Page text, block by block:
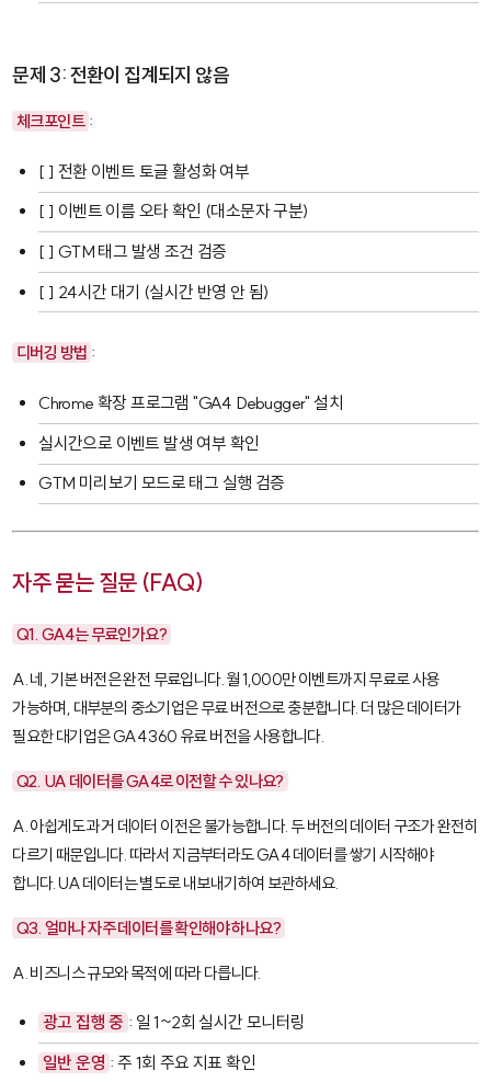
문제 3: 전환이 집계되지 않음
체크포인트 :
[ ] 전환 이벤트 토글 활성화 여부
[ ] 이벤트 이름 오타 확인 (대소문자 구분)
[ ] GTM 태그 발생 조건 검증
[ ] 24시간 대기 (실시간 반영 안 됨)
디버깅 방법 :
Chrome 확장 프로그램 "GA4 Debugger" 설치
실시간으로 이벤트 발생 여부 확인
GTM 미리보기 모드로 태그 실행 검증
자주 묻는 질문 (FAQ)
Q1. GA4는 무료인가요?
A. 네, 기본 버전은 완전 무료입니다. 월 1,000만 이벤트까지 무료로 사용
가능하며, 대부분의 중소기업은 무료 버전으로 충분합니다. 더 많은 데이터가
필요한 대기업은 GA4 360 유료 버전을 사용합니다.
Q2. UA 데이터를 GA4로 이전할 수 있나요?
A. 아쉽게도 과거 데이터 이전은 불가능합니다. 두 버전의 데이터 구조가 완전히
다르기 때문입니다. 따라서 지금부터라도 GA4 데이터를 쌓기 시작해야
합니다. UA 데이터는 별도로 내보내기하여 보관하세요.
Q3. 얼마나 자주 데이터를 확인해야 하나요?
A. 비즈니스 규모와 목적에 따라 다릅니다.
광고 집행 중 : 일 1~2회 실시간 모니터링
일반 운영 : 주 1회 주요 지표 확인